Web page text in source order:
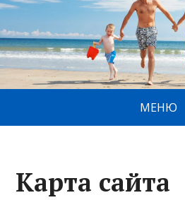
МЕНЮ
Карта сайта